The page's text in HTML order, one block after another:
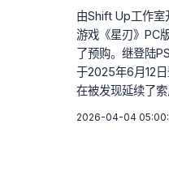
由Shift Up工作室
游戏《星刃》PC
了预购。继登陆
于2025年6月12
在被发现延续了
2026-04-04